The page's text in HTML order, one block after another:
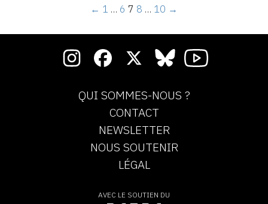
← 1 … 6 7 8 … 10 →
QUI SOMMES-NOUS ?
CONTACT
NEWSLETTER
NOUS SOUTENIR
LÉGAL
AVEC LE SOUTIEN DU